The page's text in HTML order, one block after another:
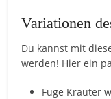
Variationen
Du kannst mit
werden! Hier ein
Füge Kräuter